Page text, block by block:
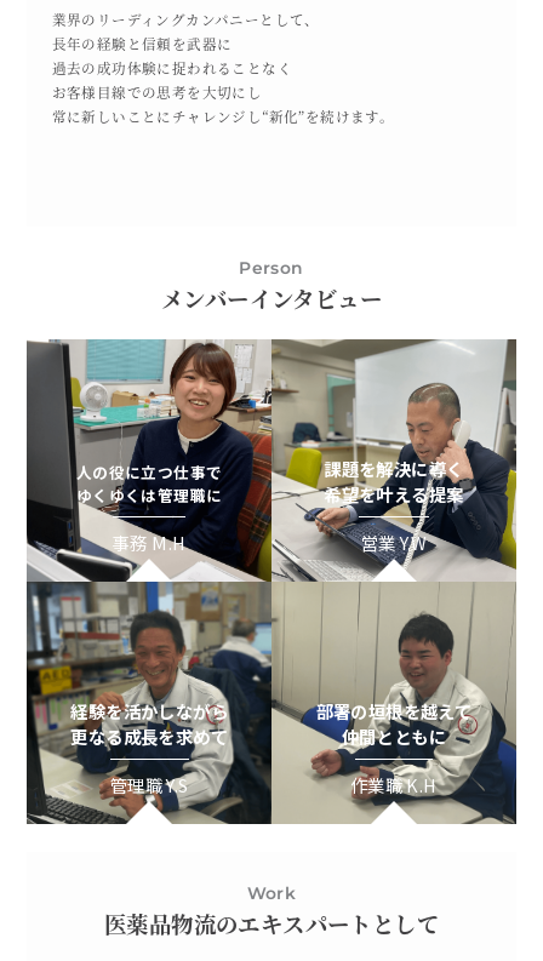
業界のリーディングカンパニーとして、
長年の経験と信頼を武器に
過去の成功体験に捉われることなく
お客様目線での思考を大切にし
常に新しいことにチャレンジし“新化”を続けます。
Person
メンバーインタビュー
人の役に立つ仕事で
ゆくゆくは管理職に
事務 M.H
課題を解決に導く
希望を叶える提案
営業 Y.W
経験を活かしながら
更なる成長を求めて
管理職 Y.S
部署の垣根を越えて
仲間とともに
作業職 K.H
Work
医薬品物流のエキスパートとして